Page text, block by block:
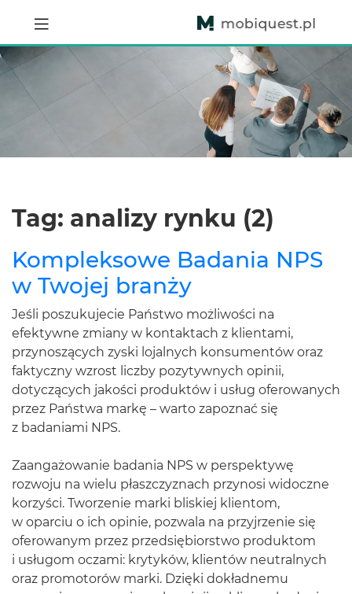
Tag: analizy rynku (2)
Kompleksowe Badania NPS
w Twojej branży
Jeśli poszukujecie Państwo możliwości na
efektywne zmiany w kontaktach z klientami,
przynoszących zyski lojalnych konsumentów oraz
faktyczny wzrost liczby pozytywnych opinii,
dotyczących jakości produktów i usług oferowanych
przez Państwa markę – warto zapoznać się
z badaniami NPS.
Zaangażowanie badania NPS w perspektywę
rozwoju na wielu płaszczyznach przynosi widoczne
korzyści. Tworzenie marki bliskiej klientom,
w oparciu o ich opinie, pozwala na przyjrzenie się
oferowanym przez przedsiębiorstwo produktom
i usługom oczami: krytyków, klientów neutralnych
oraz promotorów marki. Dzięki dokładnemu